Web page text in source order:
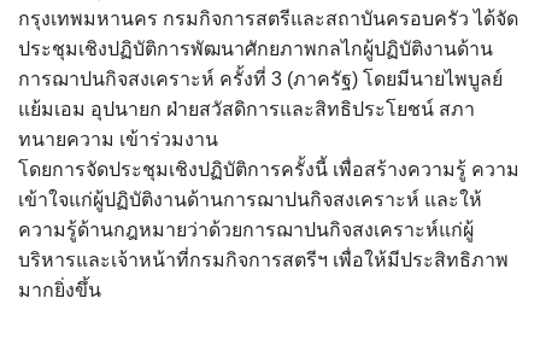
กรุงเทพมหานคร กรมกิจการสตรีและสถาบันครอบครัว ได้จัด
ประชุมเชิงปฏิบัติการพัฒนาศักยภาพกลไกผู้ปฏิบัติงานด้าน
การฌาปนกิจสงเคราะห์ ครั้งที่ 3 (ภาครัฐ) โดยมีนายไพบูลย์
แย้มเอม อุปนายก ฝ่ายสวัสดิการและสิทธิประโยชน์ สภา
ทนายความ เข้าร่วมงาน
โดยการจัดประชุมเชิงปฏิบัติการครั้งนี้ เพื่อสร้างความรู้ ความ
เข้าใจแก่ผู้ปฏิบัติงานด้านการฌาปนกิจสงเคราะห์ และให้
ความรู้ด้านกฎหมายว่าด้วยการฌาปนกิจสงเคราะห์แก่ผู้
บริหารและเจ้าหน้าที่กรมกิจการสตรีฯ เพื่อให้มีประสิทธิภาพ
มากยิ่งขึ้น